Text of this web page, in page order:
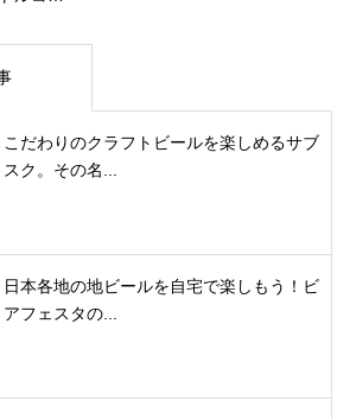
こだわりのクラフトビールを楽しめるサブ
スク。その名...
日本各地の地ビールを自宅で楽しもう！ビ
アフェスタの...